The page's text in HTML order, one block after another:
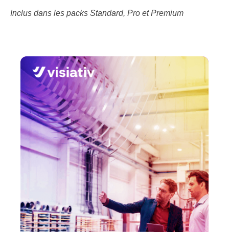
Inclus dans les packs Standard, Pro et Premium